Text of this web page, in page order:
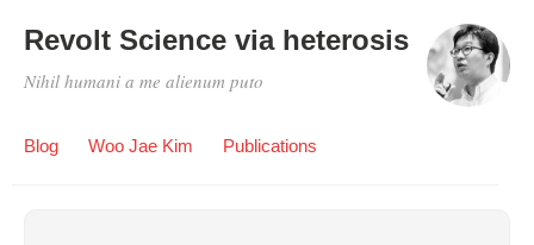
Revolt Science via heterosis
Nihil humani a me alienum puto
Blog Woo Jae Kim Publications